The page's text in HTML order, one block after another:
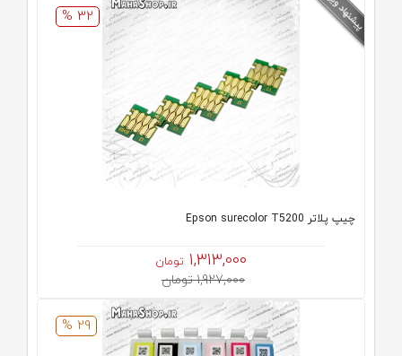
32 %
چیپ پلاتر Epson surecolor T5200
1,313,000 تومان
1,927,000 تومان
29 %